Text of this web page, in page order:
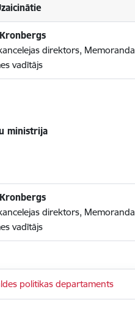
direktors, Memoranda
vadītājs
ministrija
direktors, Memoranda
vadītājs
politikas departaments